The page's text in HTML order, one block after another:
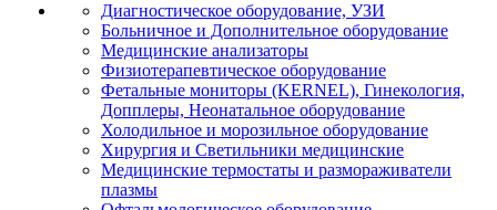
Диагностическое оборудование, УЗИ
Больничное и Дополнительное оборудование
Медицинские анализаторы
Физиотерапевтическое оборудование
Фетальные мониторы (KERNEL), Гинекология,
Допплеры, Неонатальное оборудование
Холодильное и морозильное оборудование
Хирургия и Светильники медицинские
Медицинские термостаты и размораживатели
плазмы